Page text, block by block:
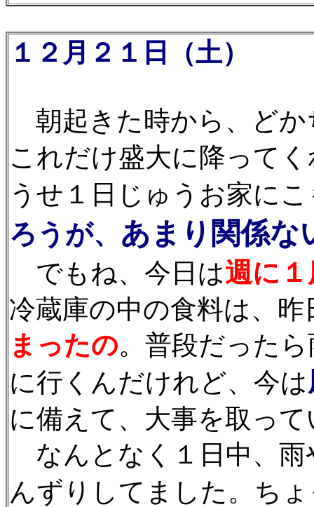
１２月２１日（土）
朝起きた時から、どか
これだけ盛大に降って
うせ１日じゅうお家に
ろうが、 あまり関係な
でもね、今日は週に
冷蔵庫の中の食料は、昨
まったの。普段だった
に行くんだけれど、今は
に備えて、大事を取っ
なんとなく１日中、雨
んずりしてました。ち